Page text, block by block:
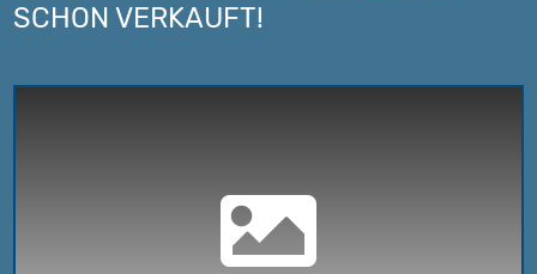
SCHON VERKAUFT!